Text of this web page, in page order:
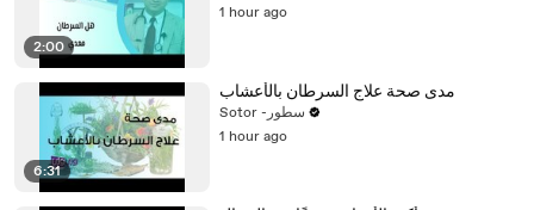
2:00
1 hour ago
6:31
مدى صحة علاج السرطان بالأعشاب
Sotor -سطور
1 hour ago